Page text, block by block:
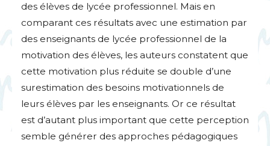
des élèves de lycée professionnel. Mais en
comparant ces résultats avec une estimation par
des enseignants de lycée professionnel de la
motivation des élèves, les auteurs constatent que
cette motivation plus réduite se double d’une
surestimation des besoins motivationnels de
leurs élèves par les enseignants. Or ce résultat
est d’autant plus important que cette perception
semble générer des approches pédagogiques